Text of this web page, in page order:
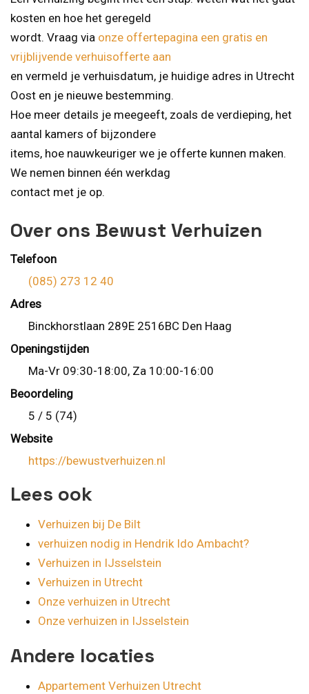
kosten en hoe het geregeld
wordt. Vraag via onze offertepagina een gratis en
vrijblijvende verhuisofferte aan
en vermeld je verhuisdatum, je huidige adres in Utrecht
Oost en je nieuwe bestemming.
Hoe meer details je meegeeft, zoals de verdieping, het
aantal kamers of bijzondere
items, hoe nauwkeuriger we je offerte kunnen maken.
We nemen binnen één werkdag
contact met je op.
Over ons Bewust Verhuizen
Telefoon
(085) 273 12 40
Adres
Binckhorstlaan 289E 2516BC Den Haag
Openingstijden
Ma-Vr 09:30-18:00, Za 10:00-16:00
Beoordeling
5 / 5 (74)
Website
https://bewustverhuizen.nl
Lees ook
Verhuizen bij De Bilt
verhuizen nodig in Hendrik Ido Ambacht?
Verhuizen in IJsselstein
Verhuizen in Utrecht
Onze verhuizen in Utrecht
Onze verhuizen in IJsselstein
Andere locaties
Appartement Verhuizen Utrecht